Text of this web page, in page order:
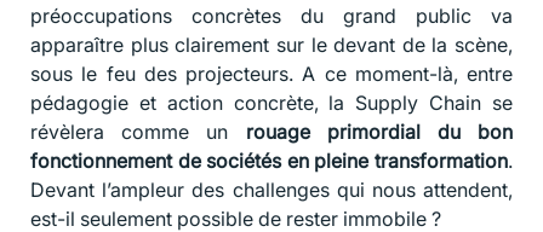
préoccupations concrètes du grand public va
apparaître plus clairement sur le devant de la scène,
sous le feu des projecteurs. A ce moment-là, entre
pédagogie et action concrète, la Supply Chain se
révèlera comme un rouage primordial du bon
fonctionnement de sociétés en pleine transformation.
Devant l’ampleur des challenges qui nous attendent,
est-il seulement possible de rester immobile ?